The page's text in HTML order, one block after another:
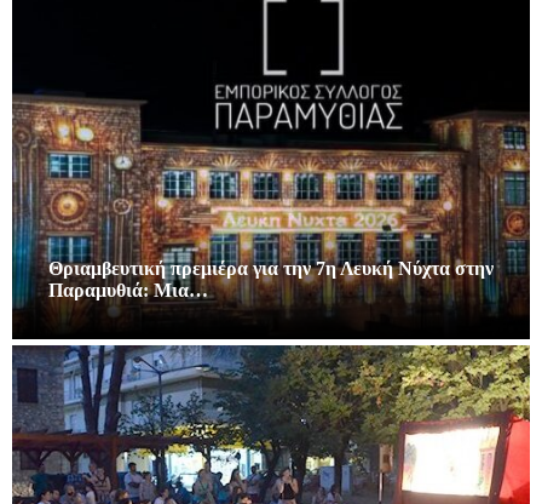
Θριαμβευτική πρεμιέρα για την 7η Λευκή Νύχτα στην
Παραμυθιά: Μια…